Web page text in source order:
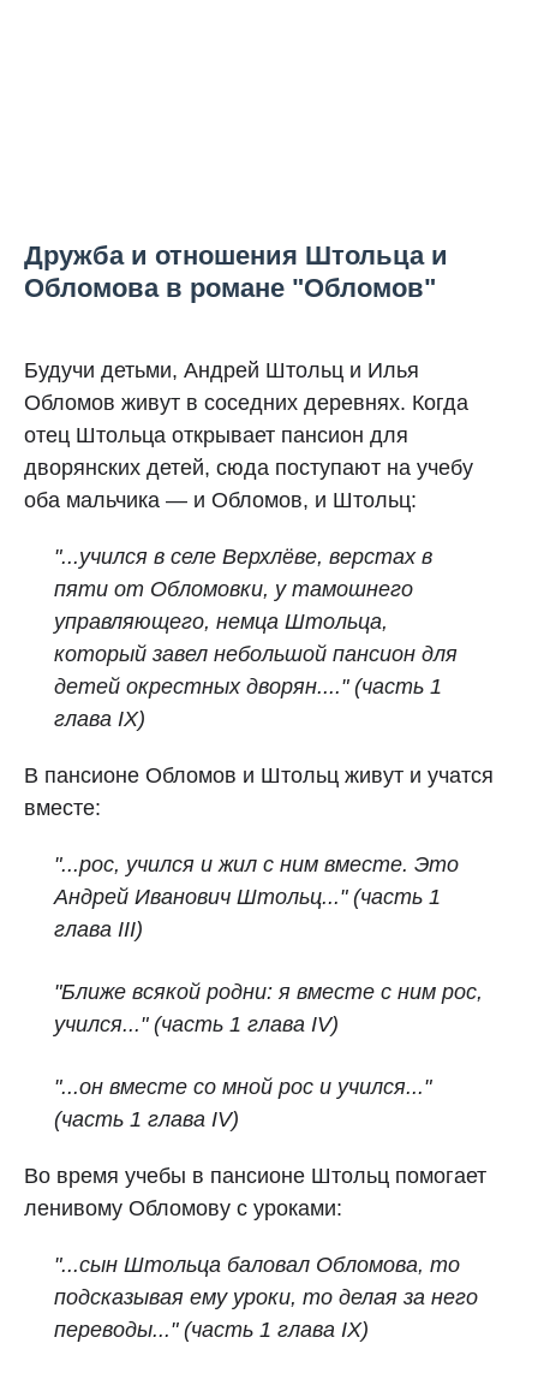
Дружба и отношения Штольца и
Обломова в романе "Обломов"
Будучи детьми, Андрей Штольц и Илья
Обломов живут в соседних деревнях. Когда
отец Штольца открывает пансион для
дворянских детей, сюда поступают на учебу
оба мальчика — и Обломов, и Штольц:
"...учился в селе Верхлёве, верстах в
пяти от Обломовки, у тамошнего
управляющего, немца Штольца,
который завел небольшой пансион для
детей окрестных дворян...." (часть 1
глава IX)
В пансионе Обломов и Штольц живут и учатся
вместе:
"...рос, учился и жил с ним вместе. Это
Андрей Иванович Штольц..." (часть 1
глава III)
"Ближе всякой родни: я вместе с ним рос,
учился..." (часть 1 глава IV)
"...он вместе со мной рос и учился..."
(часть 1 глава IV)
Во время учебы в пансионе Штольц помогает
ленивому Обломову с уроками:
"...сын Штольца баловал Обломова, то
подсказывая ему уроки, то делая за него
переводы..." (часть 1 глава IX)